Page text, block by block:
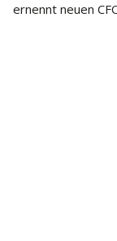
ernennt neuen